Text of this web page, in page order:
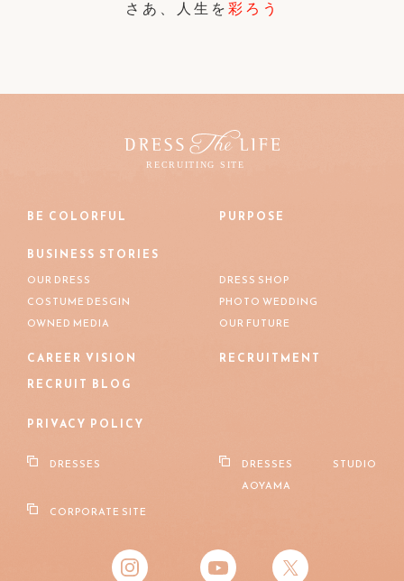
さあ、人生を 彩ろう
BE COLORFUL PURPOSE
BUSINESS STORIES
OUR DRESS
DRESS SHOP
COSTUME DESGIN
PHOTO WEDDING
OWNED MEDIA
OUR FUTURE
CAREER VISION
RECRUITMENT
RECRUIT BLOG
PRIVACY POLICY
DRESSES
DRESSES STUDIO
AOYAMA
CORPORATE SITE